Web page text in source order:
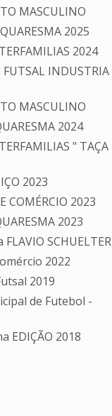
MASCULINO
2025
2024
INDUSTRIA
MASCULINO
2024
" TAÇA
2023
COMÉRCIO 2023
2023
SCHUELTER
2022
2019
de Futebol -
EDIÇÃO 2018